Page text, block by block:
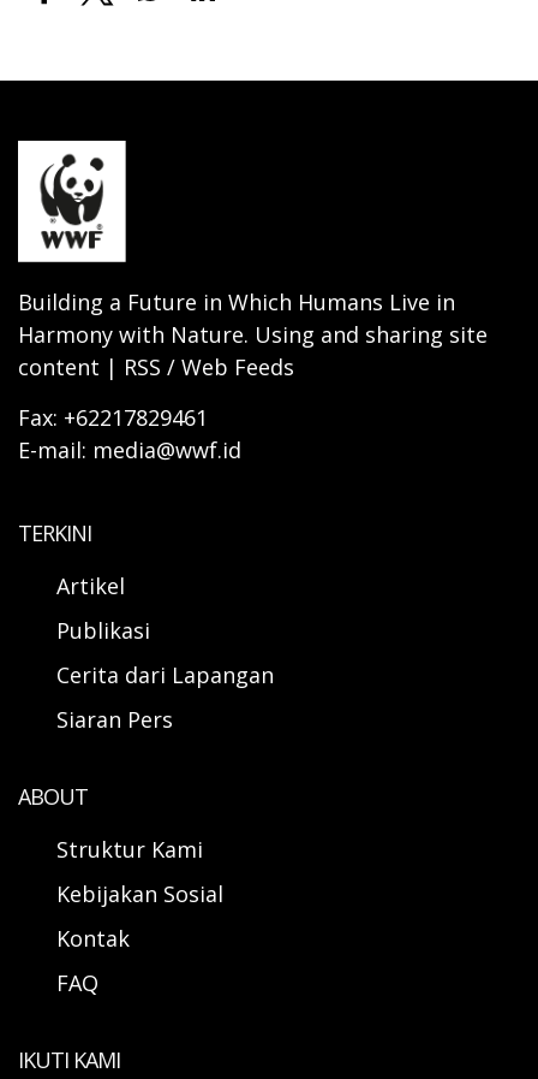
Building a Future in Which Humans Live in
Harmony with Nature. Using and sharing site
content | RSS / Web Feeds
Fax: +62217829461
E-mail: media@wwf.id
TERKINI
Artikel
Publikasi
Cerita dari Lapangan
Siaran Pers
ABOUT
Struktur Kami
Kebijakan Sosial
Kontak
FAQ
IKUTI KAMI